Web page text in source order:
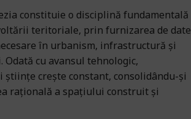
constituie o disciplină fundamentală
teritoriale, prin furnizarea de date
în urbanism, infrastructură și
cu avansul tehnologic,
științe crește constant, consolidându-și
rațională a spațiului construit și